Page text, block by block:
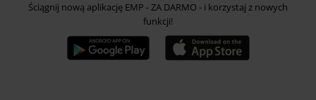
Ściągnij nową aplikację EMP - ZA DARMO - i korzystaj z nowych
funkcji!